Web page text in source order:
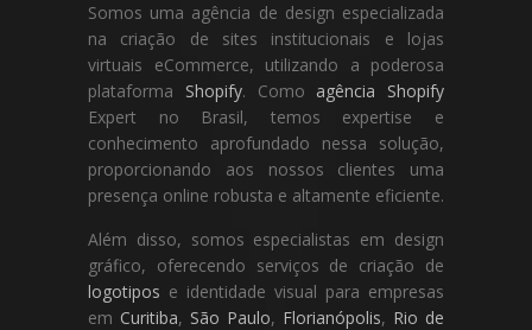
Somos uma agência de design especializada
na criação de sites institucionais e lojas
virtuais eCommerce, utilizando a poderosa
plataforma Shopify. Como agência Shopify
Expert no Brasil, temos expertise e
conhecimento aprofundado nessa solução,
proporcionando aos nossos clientes uma
presença online robusta e altamente eficiente.
Além disso, somos especialistas em design
gráfico, oferecendo serviços de criação de
logotipos e identidade visual para empresas
em Curitiba, São Paulo, Florianópolis, Rio de